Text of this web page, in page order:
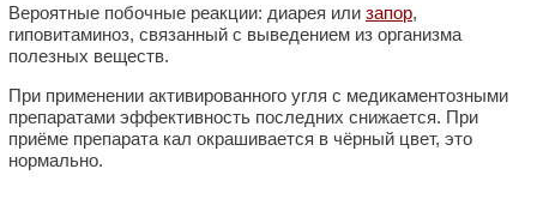
Вероятные побочные реакции: диарея или запор,
гиповитаминоз, связанный с выведением из организма
полезных веществ.
При применении активированного угля с медикаментозными
препаратами эффективность последних снижается. При
приёме препарата кал окрашивается в чёрный цвет, это
нормально.